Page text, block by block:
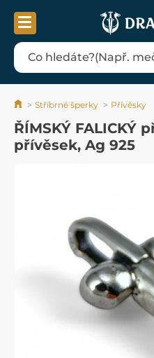
Stříbrné šperky Přívěsky
ŘÍMSKÝ FALICKÝ
přívěsek, Ag 925